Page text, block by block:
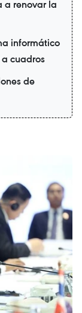
a renovar la
informático
cuadros
de